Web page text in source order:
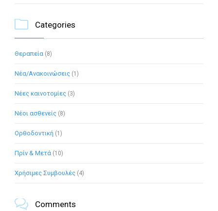
 Categories
Θεραπεία (8)
Νέα/Ανακοινώσεις (1)
Νέες καινοτομίες (3)
Νέοι ασθενείς (8)
Ορθοδοντική (1)
Πρίν & Μετά (10)
Χρήσιμες Συμβουλές (4)
 Comments